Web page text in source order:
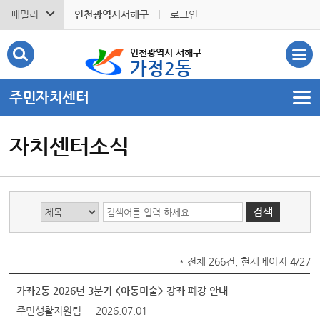
패밀리 인천광역시서해구 로그인
인천광역시 서해구
가정2동
주민자치센터
자치센터소식
* 전체 266건, 현재페이지 4/27
가좌2동 2026년 3분기 <아동미술> 강좌 폐강 안내
주민생활지원팀
2026.07.01